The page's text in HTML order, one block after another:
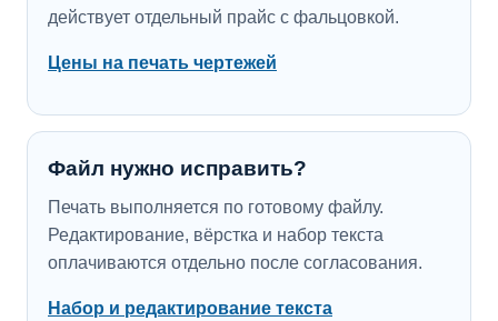
действует отдельный прайс с фальцовкой.
Цены на печать чертежей
Файл нужно исправить?
Печать выполняется по готовому файлу.
Редактирование, вёрстка и набор текста
оплачиваются отдельно после согласования.
Набор и редактирование текста